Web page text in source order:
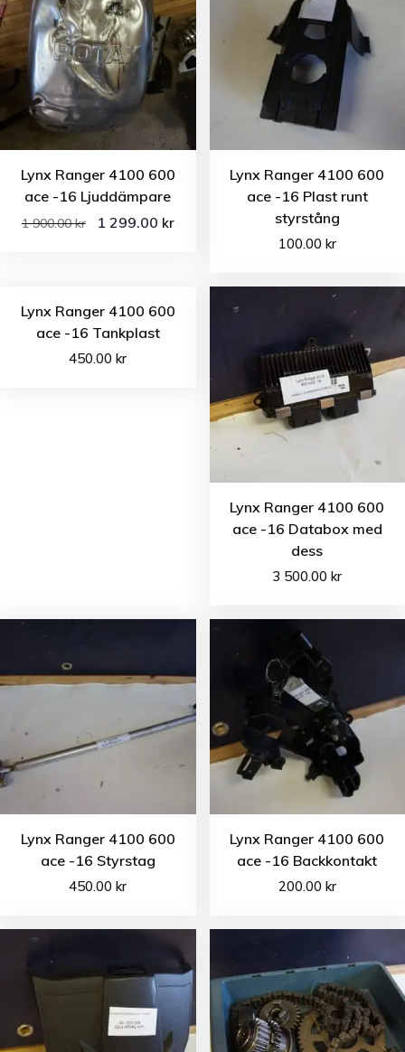
Lynx Ranger 4100 600
ace -16 Ljuddämpare
1 900.00kr 1 299.00 kr
Lynx Ranger 4100 600
ace -16 Plast runt
styrstång
100.00 kr
Lynx Ranger 4100 600
ace -16 Tankplast
450.00kr
Lynx Ranger 4100 600
ace -16 Databox med
dess
3 500.00kr
Lynx Ranger 4100 600
ace -16 Styrstag
450.00kr
Lynx Ranger 4100 600
ace -16 Backkontakt
200.00 kr